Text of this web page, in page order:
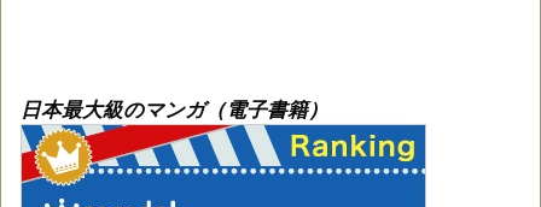
日本最大級のマンガ（電子書籍）